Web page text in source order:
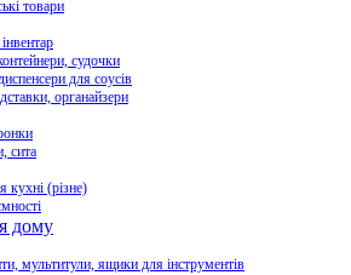
товари
судочки
для соусів
органайзери
сита
кухні (різне)
дому
мультитули, ящики для інструментів